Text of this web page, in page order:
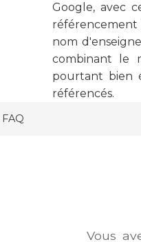
Google, avec
nom
combinant le
pourtant bien
référencés.
FAQ
Vous